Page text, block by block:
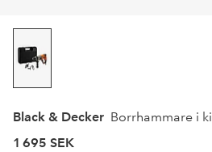
Black & Decker Borrhammare i
1 695 SEK